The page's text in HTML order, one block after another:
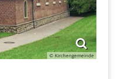
© Kirchengemeinde